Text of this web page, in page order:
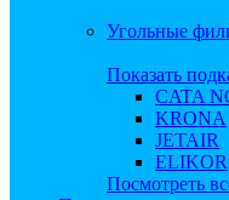
Угольные
Показать
CATA
KRONA
JETAIR
ELIKOR
Посмотреть